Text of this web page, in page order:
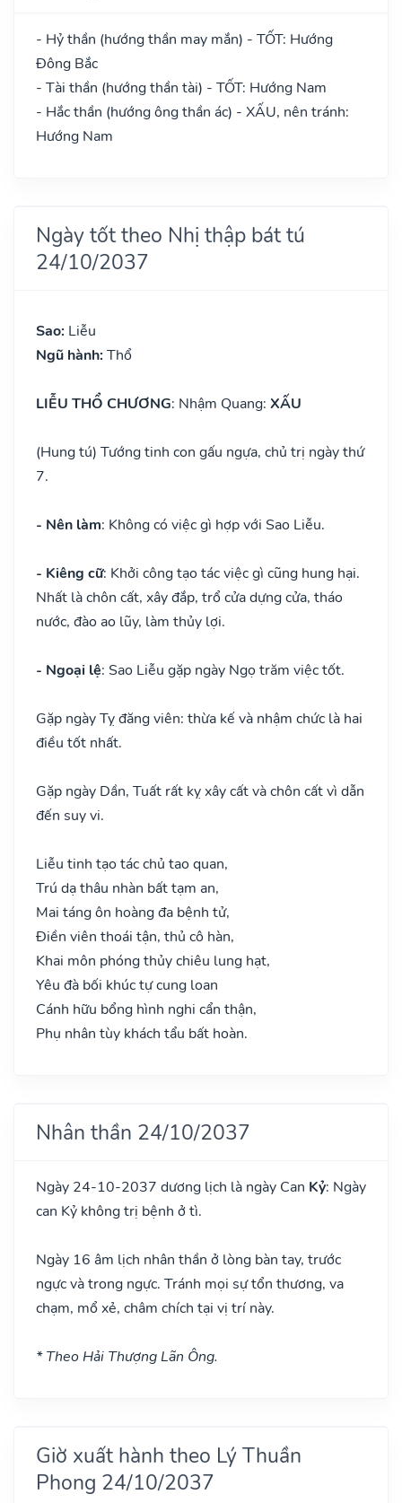
- Hỷ thần (hướng thần may mắn) - TỐT: Hướng
Đông Bắc
- Tài thần (hướng thần tài) - TỐT: Hướng Nam
- Hắc thần (hướng ông thần ác) - XẤU, nên tránh:
Hướng Nam
Ngày tốt theo Nhị thập bát tú
24/10/2037
Sao: Liễu
Ngũ hành: Thổ
LIỄU THỔ CHƯƠNG: Nhậm Quang: XẤU
(Hung tú) Tướng tinh con gấu ngựa, chủ trị ngày thứ
7.
- Nên làm: Không có việc gì hợp với Sao Liễu.
- Kiêng cữ: Khởi công tạo tác việc gì cũng hung hại.
Nhất là chôn cất, xây đắp, trổ cửa dựng cửa, tháo
nước, đào ao lũy, làm thủy lợi.
- Ngoại lệ: Sao Liễu gặp ngày Ngọ trăm việc tốt.
Gặp ngày Tỵ đăng viên: thừa kế và nhậm chức là hai
điều tốt nhất.
Gặp ngày Dần, Tuất rất kỵ xây cất và chôn cất vì dẫn
đến suy vi.
Liễu tinh tạo tác chủ tao quan,
Trú dạ thâu nhàn bất tạm an,
Mai táng ôn hoàng đa bệnh tử,
Điền viên thoái tận, thủ cô hàn,
Khai môn phóng thủy chiêu lung hạt,
Yêu đà bối khúc tự cung loan
Cánh hữu bổng hình nghi cẩn thận,
Phụ nhân tùy khách tẩu bất hoàn.
Nhân thần 24/10/2037
Ngày 24-10-2037 dương lịch là ngày Can Kỷ: Ngày
can Kỷ không trị bệnh ở tì.
Ngày 16 âm lịch nhân thần ở lòng bàn tay, trước
ngực và trong ngực. Tránh mọi sự tổn thương, va
chạm, mổ xẻ, châm chích tại vị trí này.
* Theo Hải Thượng Lãn Ông.
Giờ xuất hành theo Lý Thuần
Phong 24/10/2037